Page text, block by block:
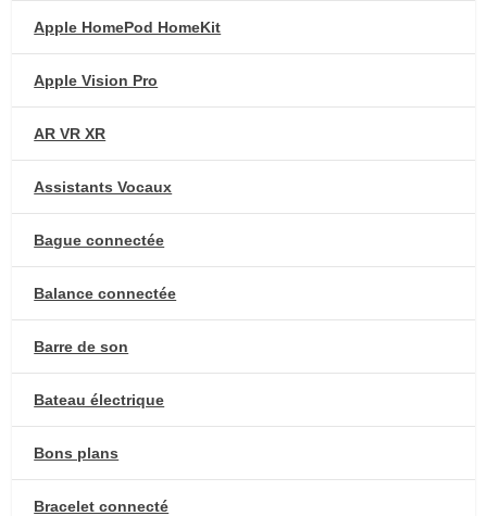
Apple HomePod HomeKit
Apple Vision Pro
AR VR XR
Assistants Vocaux
Bague connectée
Balance connectée
Barre de son
Bateau électrique
Bons plans
Bracelet connecté